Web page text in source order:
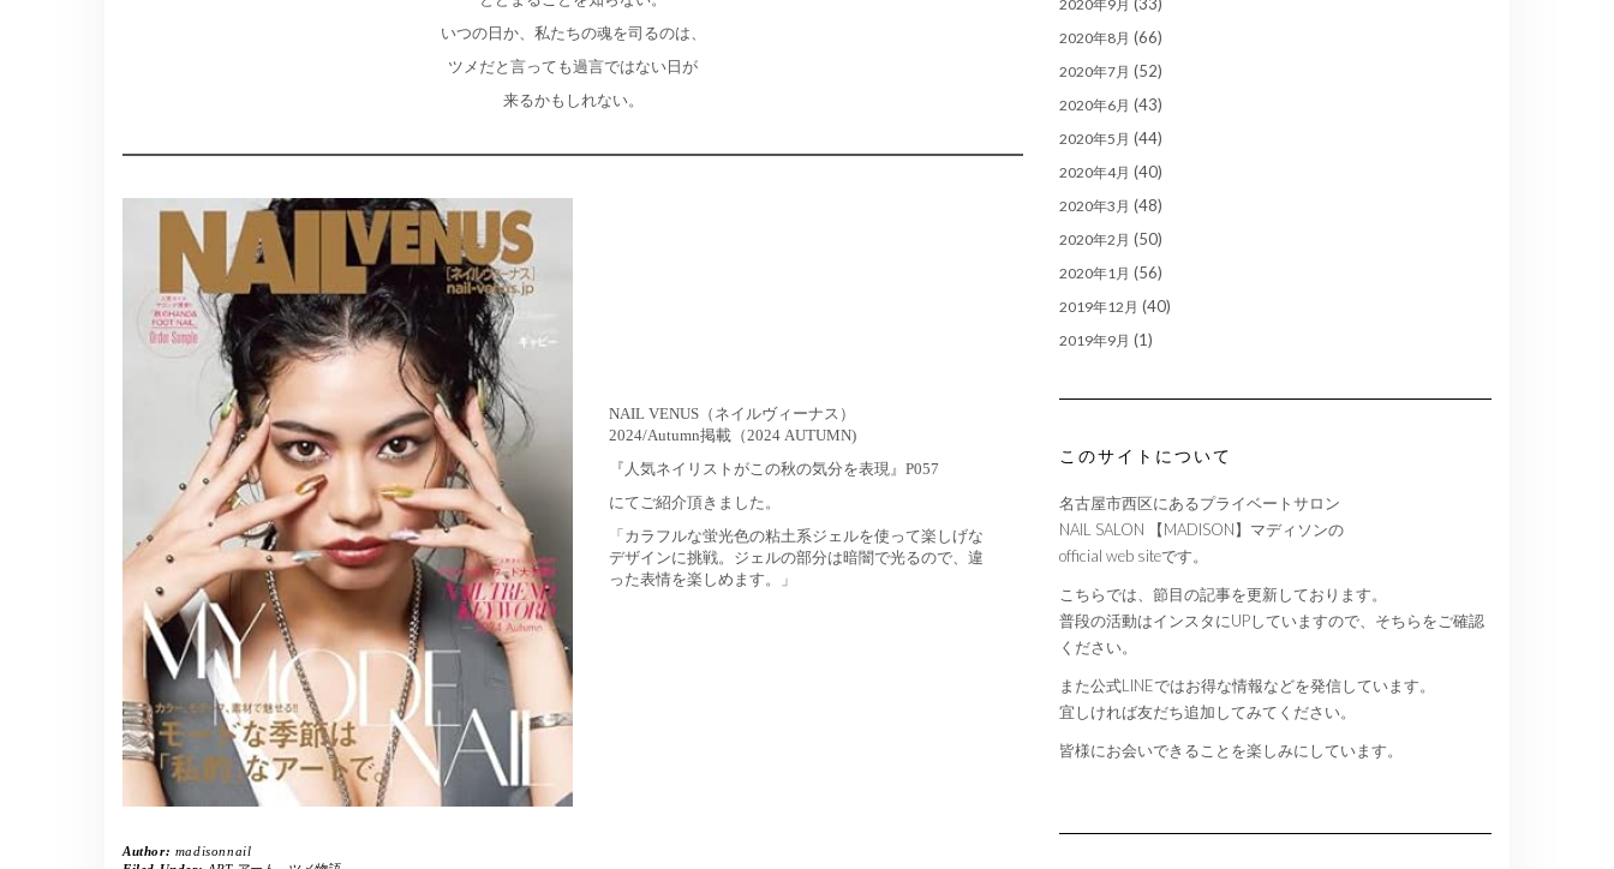
いつの日か、私たちの魂を司るのは、
ツメだと言っても過言ではない日が
来るかもしれない。
NAIL VENUS（ネイルヴィーナス）
2024/Autumn掲載（2024 AUTUMN)
『人気ネイリストがこの秋の気分を表現』P057
にてご紹介頂きました。
「カラフルな蛍光色の粘土系ジェルを使って楽しげな
デザインに挑戦。ジェルの部分は暗闇で光るので、違
った表情を楽しめます。」
Author: madisonnail
2020年9月
2020年8月 (66)
2020年7月 (52)
2020年6月 (43)
2020年5月 (44)
2020年4月 (40)
2020年3月 (48)
2020年2月 (50)
2020年1月 (56)
2019年12月 (40)
2019年9月 (1)
このサイトについて
名古屋市西区にあるプライベートサロン
NAIL SALON 【MADISON】マディソンの
official web siteです。
こちらでは、節目の記事を更新しております。
普段の活動はインスタにUPしていますので、そちらをご確認
ください。
また公式LINEではお得な情報などを発信しています。
宜しければ友だち追加してみてください。
皆様にお会いできることを楽しみにしています。